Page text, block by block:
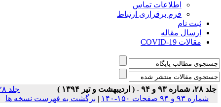
اطلاعات تماس
فرم برقراری ارتباط
ثبت نام
ارسال مقاله
مقالات COVID-19
۹۳ و ۹۴ - ( اردیبهشت و تیر ۱۳۹۴ )
جلد ۲۸
شماره ۹۳ و ۹۴ صفحات ۱۵۰-۱۴۰
| برگشت به فهرست نسخه ها